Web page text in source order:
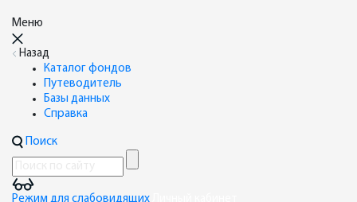
Меню
Назад
Каталог фондов
Путеводитель
Базы данных
Справка
Поиск
Режим для слабовидящих